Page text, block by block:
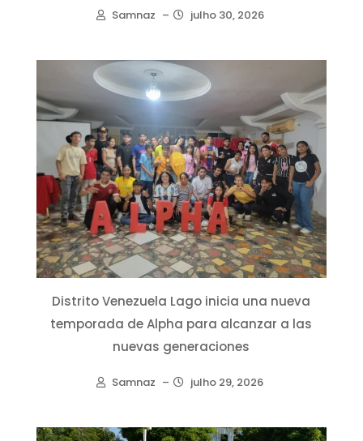
Samnaz – julho 30, 2026
Distrito Venezuela Lago inicia una nueva
temporada de Alpha para alcanzar a las
nuevas generaciones
Samnaz – julho 29, 2026